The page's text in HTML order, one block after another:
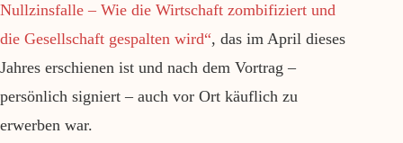
Nullzinsfalle – Wie die Wirtschaft zombifiziert und
die Gesellschaft gespalten wird“, das im April dieses
Jahres erschienen ist und nach dem Vortrag –
persönlich signiert – auch vor Ort käuflich zu
erwerben war.